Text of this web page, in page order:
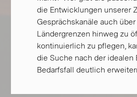
die Entwicklungen unserer
Gesprächskanäle auch
Ländergrenzen hinweg zu
kontinuierlich zu pflegen,
die Suche nach der idealen
Bedarfsfall deutlich